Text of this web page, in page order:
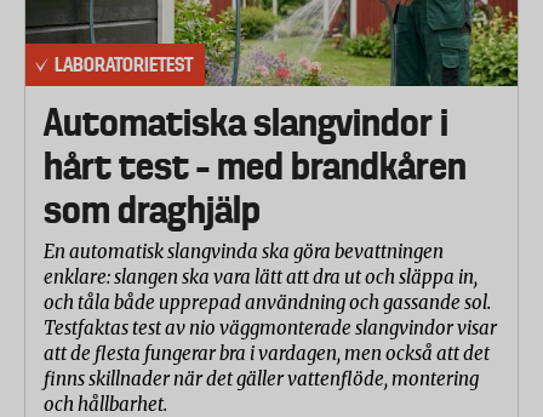
med 60 procent, elasticiteten med 20 procent och
skavtåligheten med 20 procent. I delbetyget för
dragstyrka har avvikelsen mot deklarerad styrka
viktats med 50 procent och den uppmätta
dragstyrkan med 50 procent.
LABORATORIETEST
Automatiska slangvindor i
hårt test – med brandkåren
som draghjälp
En automatisk slangvinda ska göra bevattningen
enklare: slangen ska vara lätt att dra ut och släppa in,
och tåla både upprepad användning och gassande sol.
Testfaktas test av nio väggmonterade slangvindor visar
att de flesta fungerar bra i vardagen, men också att det
finns skillnader när det gäller vattenflöde, montering
och hållbarhet.